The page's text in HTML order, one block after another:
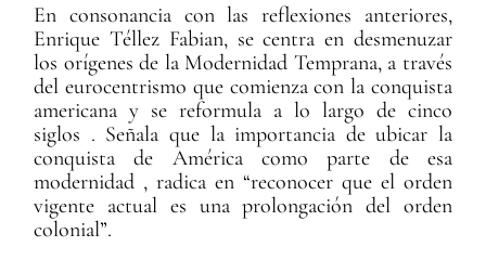
En consonancia con las reflexiones anteriores,
Enrique Téllez Fabian, se centra en desmenuzar
los orígenes de la Modernidad Temprana, a través
del eurocentrismo que comienza con la conquista
americana y se reformula a lo largo de cinco
siglos . Señala que la importancia de ubicar la
conquista de América como parte de esa
modernidad , radica en “reconocer que el orden
vigente actual es una prolongación del orden
colonial”.